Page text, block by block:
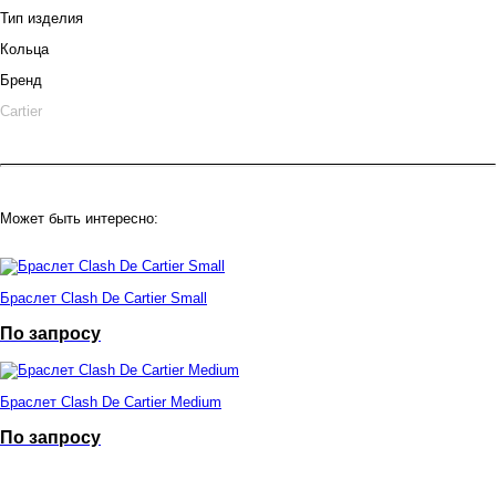
Тип изделия
Кольца
Бренд
Cartier
Может быть интересно:
Браслет Clash De Cartier Small
По запросу
Браслет Clash De Cartier Medium
По запросу